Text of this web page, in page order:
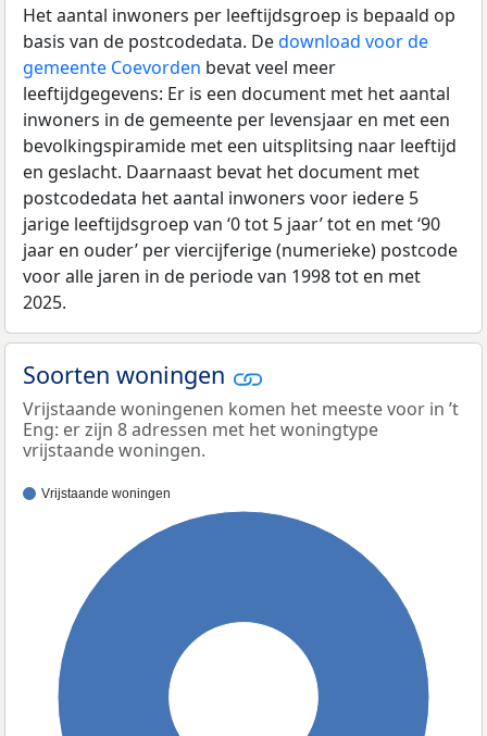
Het aantal inwoners per leeftijdsgroep is bepaald op
basis van de postcodedata. Dedownload voor de
gemeente Coevorden bevat veel meer
leeftijdgegevens: Er is een document met het aantal
inwoners in de gemeente per levensjaar en met een
bevolkingspiramide met een uitsplitsing naar leeftijd
en geslacht. Daarnaast bevat het document met
postcodedata het aantal inwoners voor iedere 5
jarige leeftijdsgroep van ‘0 tot 5 jaar’ tot en met ‘90
jaar en ouder’ per viercijferige (numerieke) postcode
voor alle jaren in de periode van 1998 tot en met
2025.
Soorten woningen
Vrijstaande woningenen komen het meeste voor in ’t
Eng: er zijn 8 adressen met het woningtype
vrijstaande woningen.
Vrijstaande woningen